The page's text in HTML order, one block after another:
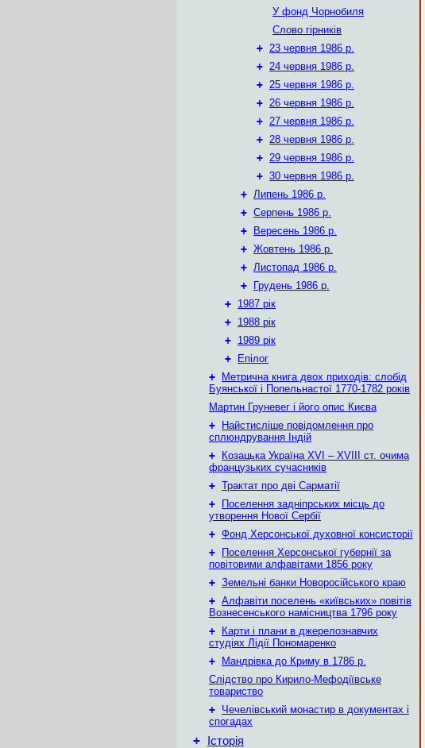
У фонд Чорнобиля
Слово гірників
+ 23 червня 1986 р.
+ 24 червня 1986 р.
+ 25 червня 1986 р.
+ 26 червня 1986 р.
+ 27 червня 1986 р.
+ 28 червня 1986 р.
+ 29 червня 1986 р.
+ 30 червня 1986 р.
+ Липень 1986 р.
+ Серпень 1986 р.
+
Вересень 1986 р.
+ Жовтень 1986 р.
+ Листопад 1986 р.
+
Грудень 1986 р.
+ 1987 рік
+ 1988 рік
+ 1989 рік
+
Епілог
+
Метрична книга двох приходів: слобід
Буянської і Попельнастої 1770-1782 років
Мартин Груневег і його опис Києва
+
Найстисліше повідомлення про
сплюндрування Індій
+
Козацька Україна ХVІ – ХVІІІ ст. очима
французьких сучасників
+ Трактат про дві Сарматії
+
Поселення задніпрських місць до
утворення Нової Сербії
+ Фонд Херсонської духовної консисторії
+
Поселення Херсонської губернії за
повітовими алфавітами 1856 року
+ Земельні банки Новоросійського краю
+ Алфавіти поселень «київських» повітів
Вознесенського намісництва 1796 року
+
Карти і плани в джерелознавчих
студіях Лідії Пономаренко
+
Мандрівка до Криму в 1786 р.
Слідство про Кирило-Мефодіївське
товариство
+ Чечелівський монастир в документах і
спогадах
+ Історія